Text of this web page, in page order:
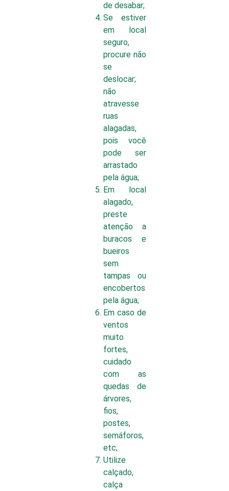
de desabar;
Se estiver
em local
seguro,
procure não
se
deslocar;
não
atravesse
ruas
alagadas,
pois você
pode ser
arrastado
pela água;
Em local
alagado,
preste
atenção a
buracos e
bueiros
sem
tampas ou
encobertos
pela água;
Em caso de
ventos
muito
fortes,
cuidado
com as
quedas de
árvores,
fios,
postes,
semáforos,
etc;
Utilize
calçado,
calça